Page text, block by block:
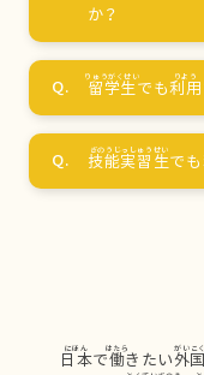
か？
留学生でも利用
技能実習生でも
日本で働きたい外